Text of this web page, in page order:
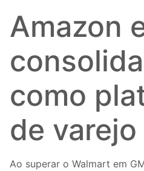
Amazon
como
de varejo
Ao superar o Walmart em